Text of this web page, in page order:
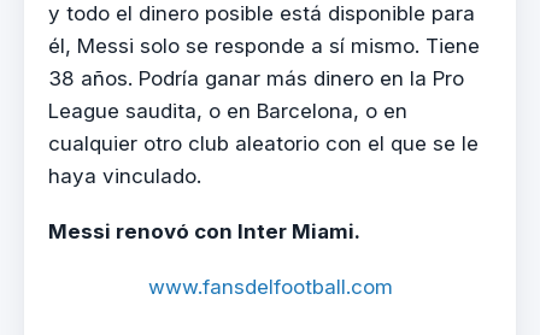
y todo el dinero posible está disponible para
él, Messi solo se responde a sí mismo. Tiene
38 años. Podría ganar más dinero en la Pro
League saudita, o en Barcelona, o en
cualquier otro club aleatorio con el que se le
haya vinculado.
Messi renovó con Inter Miami.
www.fansdelfootball.com